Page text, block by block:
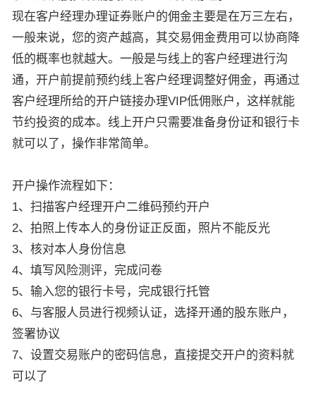
现在客户经理办理证券账户的佣金主要是在万三左右，
一般来说，您的资产越高，其交易佣金费用可以协商降
低的概率也就越大。一般是与线上的客户经理进行沟
通，开户前提前预约线上客户经理调整好佣金，再通过
客户经理所给的开户链接办理VIP低佣账户，这样就能
节约投资的成本。线上开户只需要准备身份证和银行卡
就可以了，操作非常简单。
开户操作流程如下：
1、扫描客户经理开户二维码预约开户
2、拍照上传本人的身份证正反面，照片不能反光
3、核对本人身份信息
4、填写风险测评，完成问卷
5、输入您的银行卡号，完成银行托管
6、与客服人员进行视频认证，选择开通的股东账户，
签署协议
7、设置交易账户的密码信息，直接提交开户的资料就
可以了